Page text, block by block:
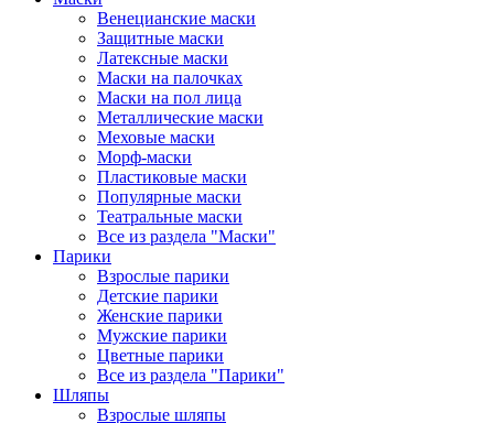
Венецианские маски
Защитные маски
Латексные маски
Маски на палочках
Маски на пол лица
Металлические маски
Меховые маски
Морф-маски
Пластиковые маски
Популярные маски
Театральные маски
Все из раздела "Маски"
Парики
Взрослые парики
Детские парики
Женские парики
Мужские парики
Цветные парики
Все из раздела "Парики"
Шляпы
Взрослые шляпы